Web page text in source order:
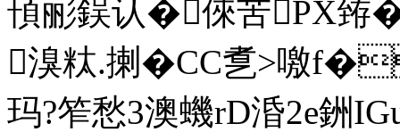
頇彨鋘认�倈苦PX臶
溴粏.揦�CC乽>噭
玛?笮愁3澳蟣rD涽2e銂